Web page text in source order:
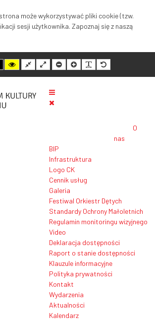
może wykorzystywać pliki cookie (tzw.
sesji użytkownika. Zapoznaj się z naszą
żółty
Tryb
wysokiego
kontrastu
czarny
Normalny
układ
Szeroki
układ
Mniejszy
rozmiar
tekstu
Większy
rozmiar
tekstu
Czytelność
tekstu
Domyślny
rozmiar
tekstu
O
nas
BIP
Infrastruktura
Logo CK
Cennik usług
Galeria
Festiwal Orkiestr Dętych
Standardy Ochrony Małoletnich
Regulamin monitoringu wizyjnego
Video
Deklaracja dostępności
Raport o stanie dostępności
Klauzule informacyjne
Polityka prywatności
Kontakt
Wydarzenia
Aktualności
Kalendarz